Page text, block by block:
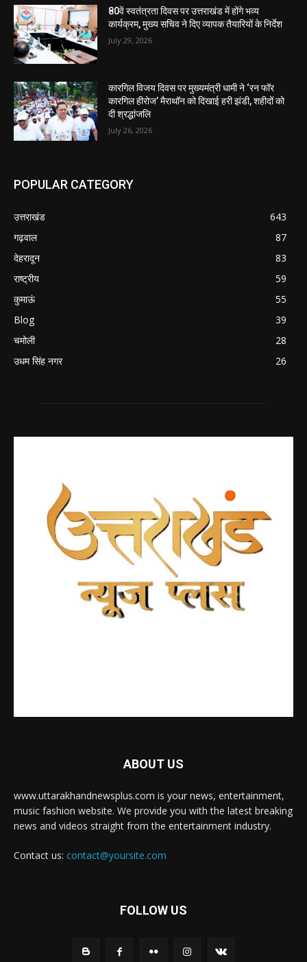
80वें स्वतंत्रता दिवस पर उत्तराखंड में होंगे भव्य
कार्यक्रम, मुख्य सचिव ने दिए व्यापक तैयारियों के निर्देश
July 29, 2026
कारगिल विजय दिवस पर मुख्यमंत्री धामी ने ‘रन फॉर
कारगिल हीरोज’ मैराथॉन को दिखाई हरी झंडी, शहीदों को
दी श्रद्धांजलि
July 26, 2026
POPULAR CATEGORY
उत्तराखंड
643
गढ़वाल
87
देहरादून
83
राष्ट्रीय
59
कुमाऊं
55
Blog
39
चमोली
28
उधम सिंह नगर
26
ABOUT US
www.uttarakhandnewsplus.com is your news, entertainment,
music fashion website. We provide you with the latest breaking
news and videos straight from the entertainment industry.
Contact us: contact@yoursite.com
FOLLOW US